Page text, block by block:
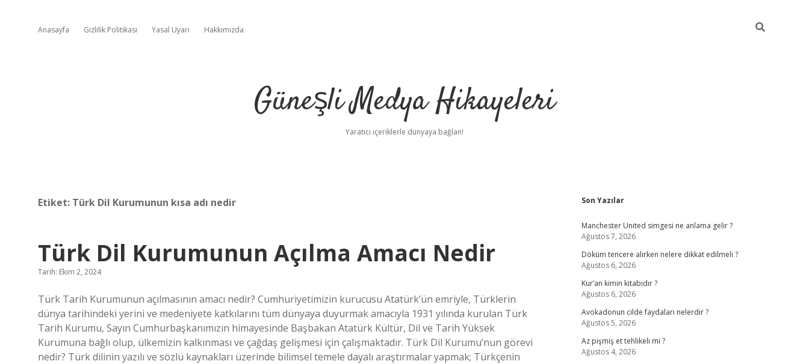
Anasayfa Gizlilik Politikası Yasal Uyarı Hakkımızda
Güneşli Medya Hikayeleri
Yaratıcı içeriklerle dünyaya bağlan!
Etiket: Türk Dil Kurumunun kısa adı nedir
Türk Dil Kurumunun Açılma Amacı Nedir
Tarih: Ekim 2, 2024
Türk Tarih Kurumunun açılmasının amacı nedir? Cumhuriyetimizin kurucusu Atatürk’ün emriyle, Türklerin
dünya tarihindeki yerini ve medeniyete katkılarını tüm dünyaya duyurmak amacıyla 1931 yılında kurulan Türk
Tarih Kurumu, Sayın Cumhurbaşkanımızın himayesinde Başbakan Atatürk Kültür, Dil ve Tarih Yüksek
Kurumuna bağlı olup, ülkemizin kalkınması ve çağdaş gelişmesi için çalışmaktadır. Türk Dil Kurumu’nun görevi
nedir? Türk dilinin yazılı ve sözlü kaynakları üzerinde bilimsel temele dayalı araştırmalar yapmak; Türkçenin
Sidebar
Son Yazılar
Manchester United simgesi ne anlama gelir ?
Ağustos 7, 2026
Döküm tencere alırken nelere dikkat edilmeli ?
Ağustos 6, 2026
Kur’an kimin kitabıdır ?
Ağustos 6, 2026
Avokadonun cilde faydaları nelerdir ?
Ağustos 5, 2026
Az pişmiş et tehlikeli mi ?
Ağustos 4, 2026